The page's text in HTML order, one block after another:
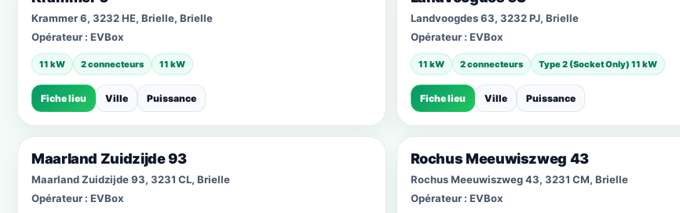
Krammer 6, 3232 HE, Brielle, Brielle
Opérateur : EVBox
11 kW 2 connecteurs 11 kW
Fiche lieu Ville Puissance
Landvoogdes 63, 3232 PJ, Brielle
Opérateur : EVBox
11 kW 2 connecteurs Type 2 (Socket Only) 11 kW
Fiche lieu Ville Puissance
Maarland Zuidzijde 93
Maarland Zuidzijde 93, 3231 CL, Brielle
Opérateur : EVBox
Rochus Meeuwiszweg 43
Rochus Meeuwiszweg 43, 3231 CM, Brielle
Opérateur : EVBox